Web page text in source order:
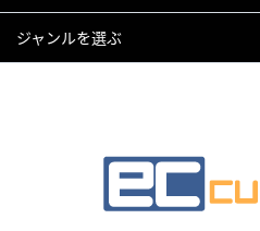
ジャンルを選ぶ